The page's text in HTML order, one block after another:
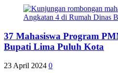
37 Mahasiswa Program
Bupati Lima Puluh Kota
23 April 2024 0